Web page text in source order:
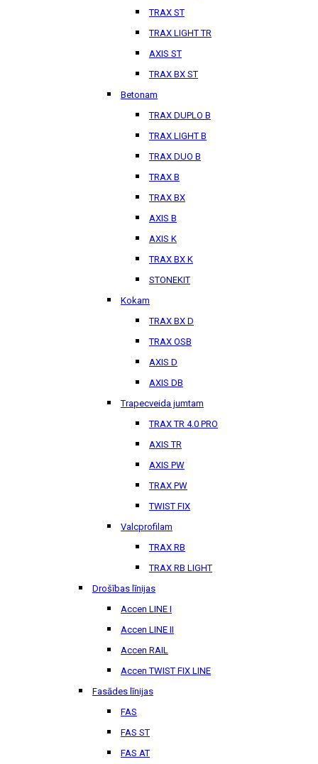
TRAX ST
TRAX LIGHT TR
AXIS ST
TRAX BX ST
Betonam
TRAX DUPLO B
TRAX LIGHT B
TRAX DUO B
TRAX B
TRAX BX
AXIS B
AXIS K
TRAX BX K
STONEKIT
Kokam
TRAX BX D
TRAX OSB
AXIS D
AXIS DB
Trapecveida jumtam
TRAX TR 4.0 PRO
AXIS TR
AXIS PW
TRAX PW
TWIST FIX
Valcprofilam
TRAX RB
TRAX RB LIGHT
Drošības līnijas
Accen LINE I
Accen LINE II
Accen RAIL
Accen TWIST FIX LINE
Fasādes līnijas
FAS
FAS ST
FAS AT